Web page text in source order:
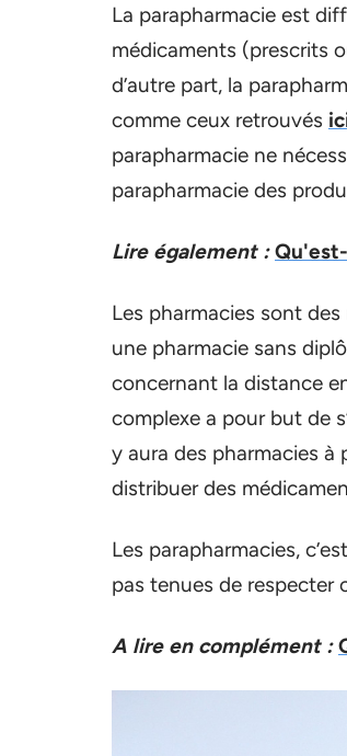
La parapharmacie est
médicaments (prescrits
d’autre part, la
comme ceux retrouvés
parapharmacie ne
parapharmacie des
Lire également :
Les pharmacies sont des
une pharmacie sans
concernant la distance
complexe a pour but de
y aura des pharmacies
distribuer des
Les parapharmacies,
pas tenues de respecter
A lire en complément :